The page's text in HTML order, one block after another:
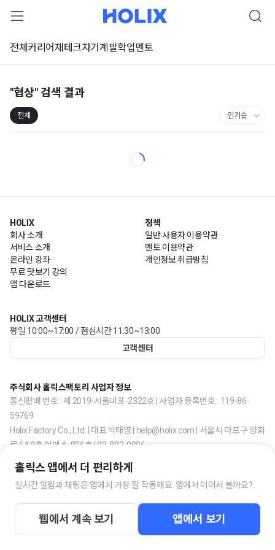
전체 커리어재테크자기계발학업멘토
"협상" 검색 결과
전체
HOLIX
회사 소개
서비스 소개
온라인 강좌
무료 맛보기 강의
앱 다운로드
정책
일반 사용자 이용약관
멘토 이용약관
개인정보 취급방침
HOLIX 고객센터
평일 10:00~17:00 / 점심시간 11:30~13:00
고객센터
주식회사 홀릭스팩토리 사업자 정보
통신판매 번호 : 제 2019-서울마포-2322호 | 사업자 등록번호 : 119-86-
59769
Holix Factory Co., Ltd. | 대표 박태영 | help@holix.com | 서울시 마포구 양화
로 64 8층 이에스-806호 | 02-883-0806
홀릭스 앱에서 더 편리하게
실시간 알림과 채팅은 앱에서 가장 잘 작동해요. 앱에서 이어서 볼까요?
웹에서 계속 보기 앱에서 보기